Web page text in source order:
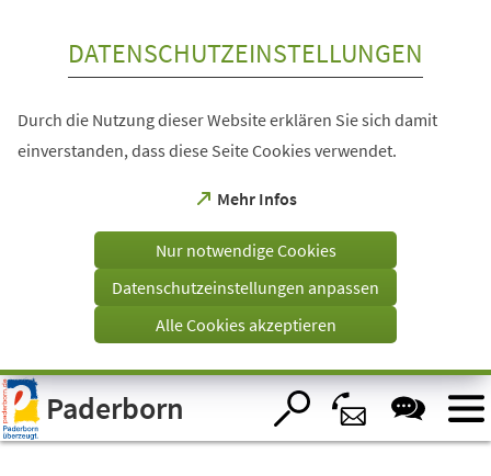
Visuelle
Assistenzsoftware
öffnen.
DATENSCHUTZEINSTELLUNGEN
Durch die Nutzung dieser Website erklären Sie sich damit
einverstanden, dass diese Seite Cookies verwendet.
Mehr Infos
(Öffnet
einem
Tab)
Nur notwendige Cookies
Datenschutzeinstellungen anpassen
Alle Cookies akzeptieren
Paderborn